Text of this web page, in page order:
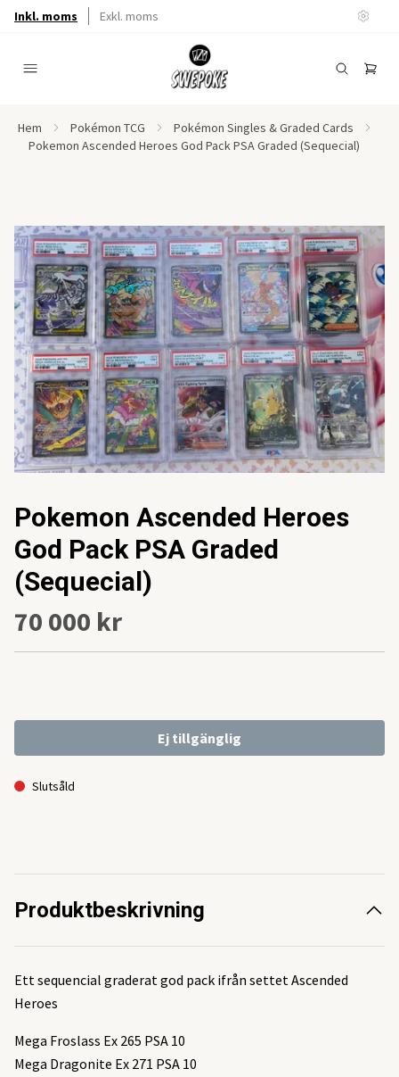
Inkl. moms Exkl. moms
Hem Pokémon TCG
Pokémon Singles & Graded Cards
Pokemon Ascended Heroes God Pack PSA Graded (Sequecial)
Pokemon Ascended Heroes
God Pack PSA Graded
(Sequecial)
70 000 kr
Ej tillgänglig
Slutsåld
Produktbeskrivning
Ett sequencial graderat god pack ifrån settet Ascended
Heroes
Mega Froslass Ex 265 PSA 10
Mega Dragonite Ex 271 PSA 10